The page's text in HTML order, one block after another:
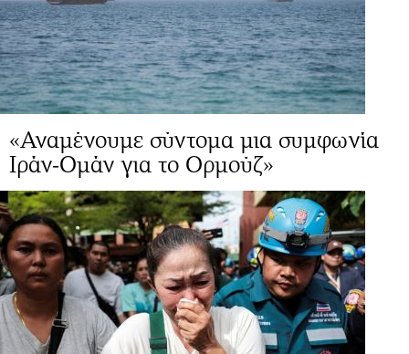
«Αναμένουμε σύντομα μια συμφωνία
Ιράν-Ομάν για το Ορμούζ»